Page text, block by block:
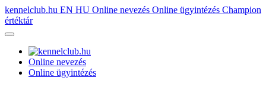
kennelclub.hu EN HU Online nevezés Online ügyintézés Champion
értéktár
Online nevezés
Online ügyintézés